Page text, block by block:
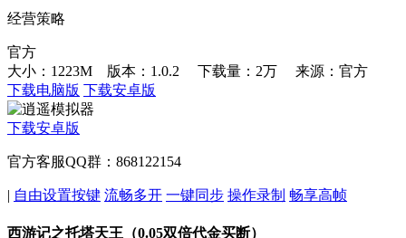
经营策略
官方
大小：1223M 版本：1.0.2
下载量：2万
来源：官方
下载电脑版 下载安卓版
下载安卓版
官方客服QQ群：868122154
| 自由设置按键 流畅多开 一键同步 操作录制 畅享高帧
西游记之托塔天王（0.05双倍代金买断）